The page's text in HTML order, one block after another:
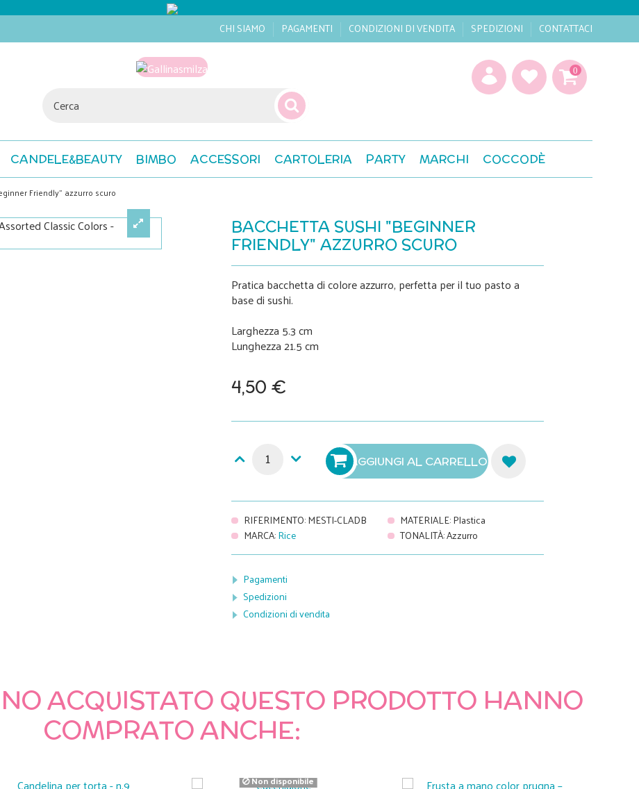
CHI SIAMO PAGAMENTI CONDIZIONI DI VENDITA SPEDIZIONI CONTATTACI
0
CANDELE&BEAUTY BIMBO ACCESSORI CARTOLERIA PARTY MARCHI COCCODÈ
Friendly" azzurro scuro
BACCHETTA SUSHI "BEGINNER
FRIENDLY" AZZURRO SCURO
Pratica bacchetta di colore azzurro, perfetta per il tuo pasto a
base di sushi.
Larghezza 5.3 cm
Lunghezza 21.5 cm
4,50 €
AGGIUNGI AL CARRELLO
RIFERIMENTO:MESTI-CLADB MATERIALE:Plastica
MARCA:Rice TONALITÀ:Azzurro
Pagamenti
Spedizioni
Condizioni di vendita
ACQUISTATO QUESTO PRODOTTO HANNO
COMPRATO ANCHE:
Non disponibile